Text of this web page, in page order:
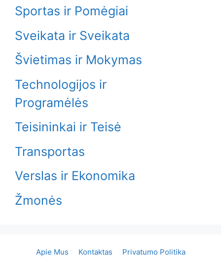
Sportas ir Pomėgiai
Sveikata ir Sveikata
Švietimas ir Mokymas
Technologijos ir
Programėlės
Teisininkai ir Teisė
Transportas
Verslas ir Ekonomika
Žmonės
Apie Mus Kontaktas
Privatumo Politika